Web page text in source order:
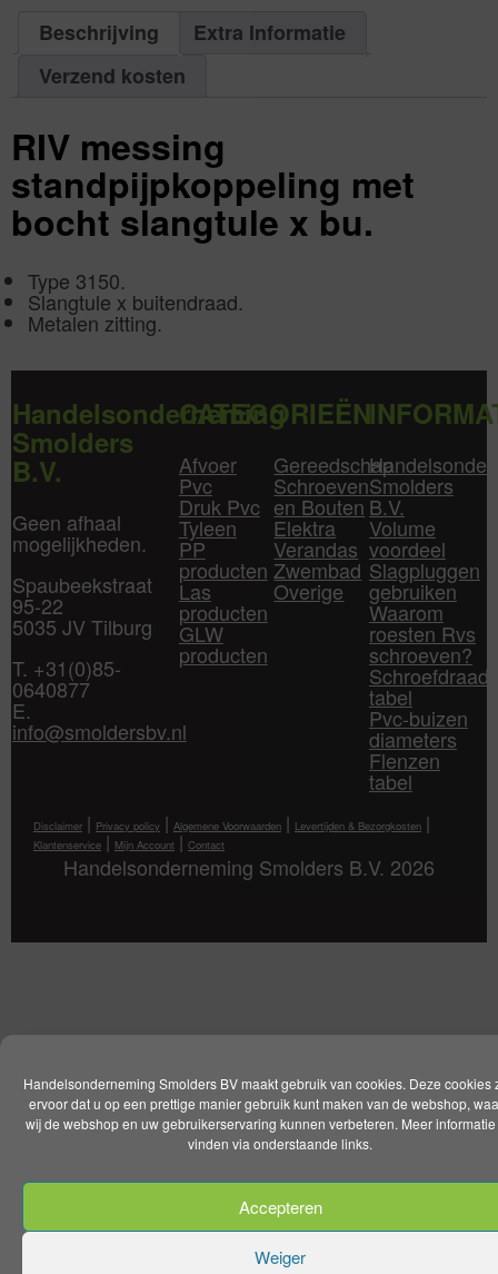
Handelsonderneming Smolders BV maakt gebruik van cookies. Deze cookies
ervoor dat u op een prettige manier gebruik kunt maken van de webshop,
wij de webshop en uw gebruikerservaring kunnen verbeteren. Meer
vinden via onderstaande links.
Accepteren
Weiger
aantal
Aantal
Beschrijving
Extra Informatie
Verzend kosten
RIV messing
standpijpkoppeling met
bocht slangtule x bu.
Type 3150.
Slangtule x buitendraad.
Metalen zitting.
Handelsonderneming
Smolders
B.V.
Geen afhaal
mogelijkheden.
Spaubeekstraat
95-22
5035 JV Tilburg
T. +31(0)85-
0640877
E.
info@smoldersbv.nl
CATEGORIEËN
Afvoer
Pvc
Druk Pvc
Tyleen
PP
producten
Las
producten
GLW
producten
Gereedschap
Schroeven
en Bouten
Elektra
Verandas
Zwembad
Overige
Smolders
B.V.
Volume
voordeel
Slagpluggen
gebruiken
Waarom
roesten Rvs
schroeven?
Schroefdraad
tabel
Pvc-buizen
diameters
Flenzen
tabel
Disclaimer | Privacy policy | Algemene Voorwaarden | Levertijden & Bezorgkosten |
Klantenservice | Mijn Account | Contact
Handelsonderneming Smolders B.V. 2026